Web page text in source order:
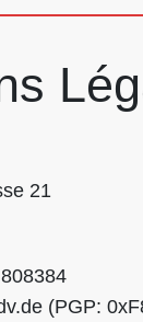
21
(PGP: